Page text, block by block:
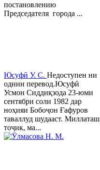
постановлению
Председателя города ...
Юсуфӣ У. C. Недоступен ни
однин перевод.Юсуфӣ
Усмон Сиддиқзода 23-юми
сентябри соли 1982 дар
ноҳияи Бобоҷон Ғафуров
таваллуд шудааст. Миллаташ
тоҷик, ма...